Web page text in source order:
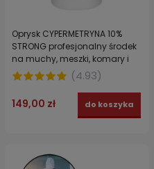
Oprysk CYPERMETRYNA 10%
STRONG profesjonalny środek
na muchy, meszki, komary i
pająki 1 l
(4.93)
149,00 zł do koszyka